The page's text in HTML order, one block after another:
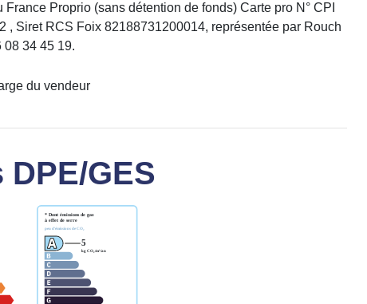
Proprio (sans détention de fonds) Carte pro N° CPI
, Siret RCS Foix 82188731200014, représentée par Rouch
08 34 45 19.
du vendeur
DPE/GES